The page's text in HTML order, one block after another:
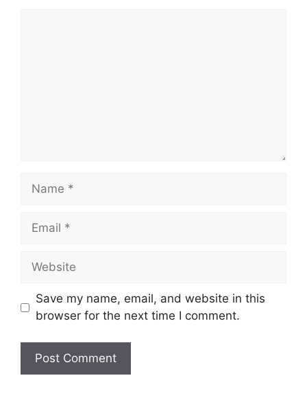
Name
Email
Website
Save my name, email, and website in this
browser for the next time I comment.